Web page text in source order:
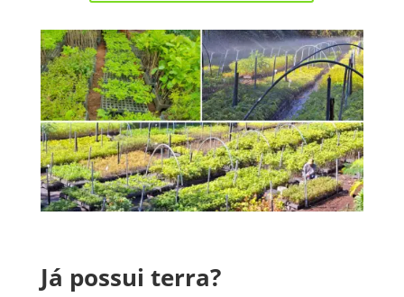
Já possui terra?